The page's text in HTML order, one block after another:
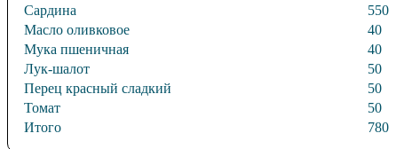
Сардина
550
Масло оливковое
40
Мука пшеничная
40
Лук-шалот
50
Перец красный сладкий
50
Томат
50
Итого
780